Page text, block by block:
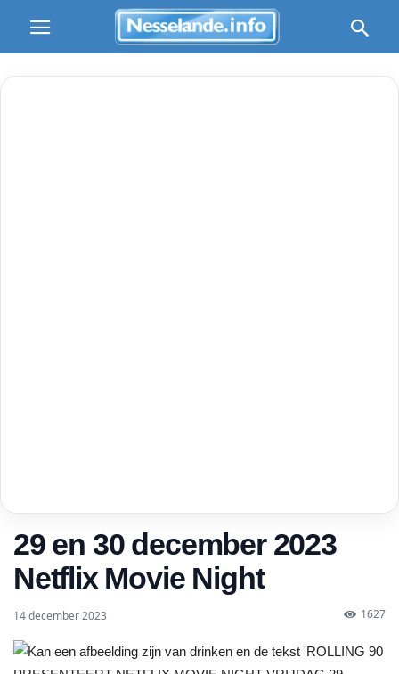
29 en 30 december 2023
Netflix Movie Night
14 december 2023 1627